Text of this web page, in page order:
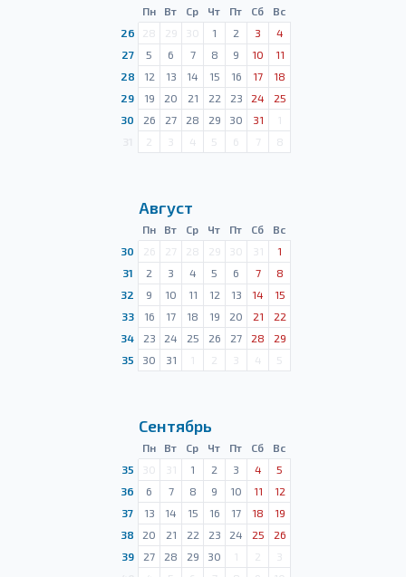
Пн Вт Ср Чт Пт Сб
Вс
26
28 29 30 1 2 3
4
27
5 6 7 8 9 10
11
28
12 13 14 15 16 17
18
29
19 20 21 22 23 24
25
30
26 27 28 29 30 31
1
2 3 4 5 6 7 8
Август
Пн Вт Ср Чт Пт Сб
Вс
30
26 27 28 29 30 31
1
31
2 3 4 5 6 7
8
32
9 10 11 12 13 14
15
33
16 17 18 19 20 21
22
34
23 24 25 26 27 28
29
35
30 31 1 2 3 4 5
Сентябрь
Пн Вт Ср Чт Пт Сб
Вс
35
30 31 1 2 3 4
5
36
6 7 8 9 10 11
12
37
13 14 15 16 17 18
19
38
20 21 22 23 24 25
26
39
27 28 29 30 1 2
3